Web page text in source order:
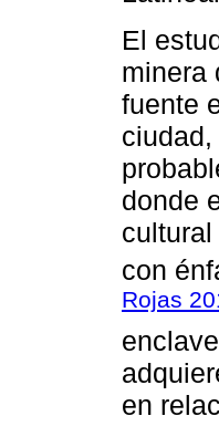
El
minera
fuente
donde
con
Rojas
en